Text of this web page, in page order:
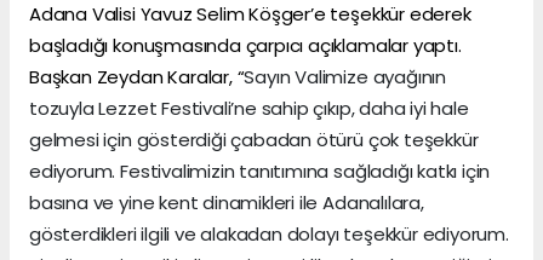
Adana Valisi Yavuz Selim Köşger’e teşekkür ederek
başladığı konuşmasında çarpıcı açıklamalar yaptı.
Başkan Zeydan Karalar, “Sayın Valimize ayağının
tozuyla Lezzet Festivali’ne sahip çıkıp, daha iyi hale
gelmesi için gösterdiği çabadan ötürü çok teşekkür
ediyorum. Festivalimizin tanıtımına sağladığı katkı için
basına ve yine kent dinamikleri ile Adanalılara,
gösterdikleri ilgili ve alakadan dolayı teşekkür ediyorum.